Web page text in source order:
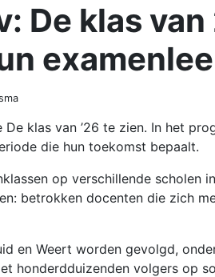
De klas
klas van ’26 te zien. In het
die hun toekomst bepaalt.
op verschillende scholen
betrokken docenten die zich
en Weert worden gevolgd,
honderdduizenden volgers op